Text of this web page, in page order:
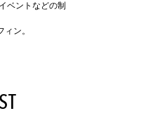
ベントなどの制
ン。